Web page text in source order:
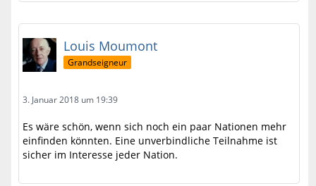
Louis Moumont
Grandseigneur
3. Januar 2018 um 19:39
Es wäre schön, wenn sich noch ein paar Nationen mehr
einfinden könnten. Eine unverbindliche Teilnahme ist
sicher im Interesse jeder Nation.